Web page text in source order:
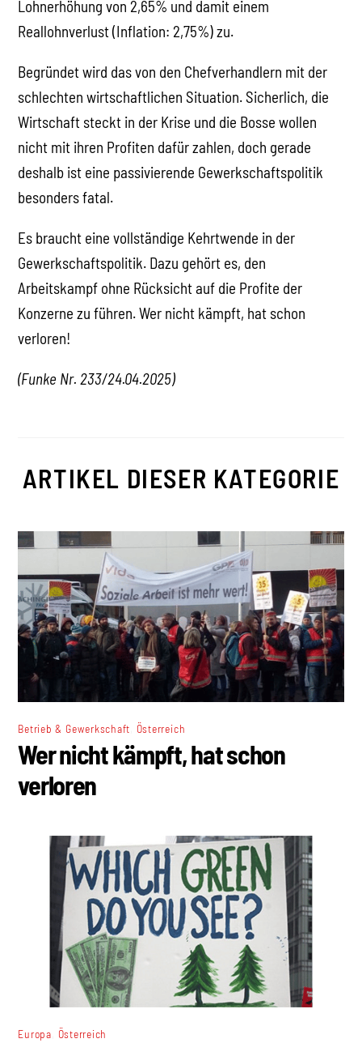
Lohnerhöhung von 2,65% und damit einem
Reallohnverlust (Inflation: 2,75%) zu.
Begründet wird das von den Chefverhandlern mit der
schlechten wirtschaftlichen Situation. Sicherlich, die
Wirtschaft steckt in der Krise und die Bosse wollen
nicht mit ihren Profiten dafür zahlen, doch gerade
deshalb ist eine passivierende Gewerkschaftspolitik
besonders fatal.
Es braucht eine vollständige Kehrtwende in der
Gewerkschaftspolitik. Dazu gehört es, den
Arbeitskampf ohne Rücksicht auf die Profite der
Konzerne zu führen. Wer nicht kämpft, hat schon
verloren!
(Funke Nr. 233/24.04.2025)
ARTIKEL DIESER KATEGORIE
Betrieb & Gewerkschaft Österreich
Wer nicht kämpft, hat schon
verloren
Europa Österreich